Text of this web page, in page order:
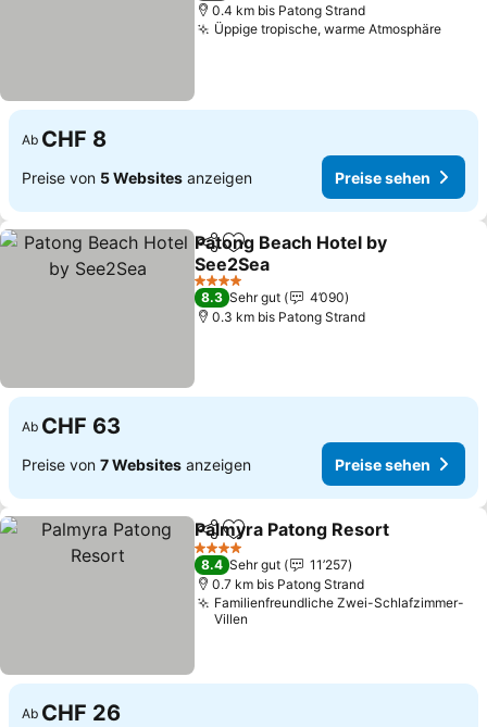
0.4 km bis Patong Strand
Üppige tropische, warme Atmosphäre
Ab CHF 8
Preise von 5 Websites anzeigen Preise sehen
TeilenZu Favoriten hinzufügen
Patong Beach Hotel by
See2Sea
Preise sehen
4 Sterne
8.3 Sehr gut
4’090
0.3 km bis Patong Strand
Ab CHF 63
Preise von 7 Websites anzeigen Preise sehen
TeilenZu Favoriten hinzufügen
Palmyra Patong Resort
4 Sterne
8.4 Sehr gut
11’257
0.7 km bis Patong Strand
Familienfreundliche Zwei-Schlafzimmer-
Villen
Ab CHF 26